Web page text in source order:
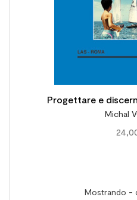
Progettare e
educativo-pastorale
teorie e
Michal
Mostrando -